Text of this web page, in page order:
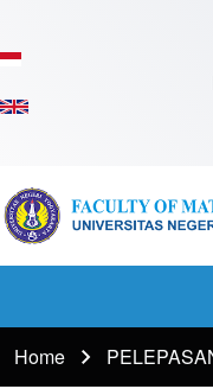
Menu
Breadcrumb
Home